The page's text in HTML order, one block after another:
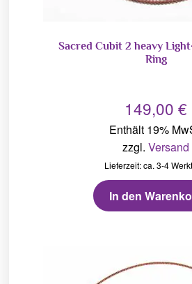
Sacred Cubit 2 heavy
Ring
149,00 €
Enthält 19%
zzgl. Versand
Lieferzeit: ca. 3-4
In den